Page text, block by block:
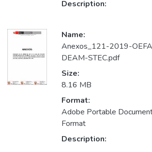
Description:
Name:
Anexos_121-2019-
DEAM-STEC.pdf
Size:
8.16 MB
Format:
Adobe Portable
Format
Description: